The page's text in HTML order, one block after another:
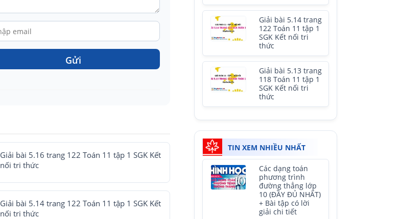
Gửi
Giải bài 5.16 trang 122 Toán 11 tập 1 SGK Kết
nối tri thức
Giải bài 5.14 trang 122 Toán 11 tập 1 SGK Kết
nối tri thức
Giải bài 5.14 trang
122 Toán 11 tập 1
SGK Kết nối tri
thức
Giải bài 5.13 trang
118 Toán 11 tập 1
SGK Kết nối tri
thức
TIN XEM NHIỀU NHẤT
Các dạng toán
phương trình
đường thẳng lớp
10 (ĐẦY ĐỦ NHẤT)
+ Bài tập có lời
giải chi tiết